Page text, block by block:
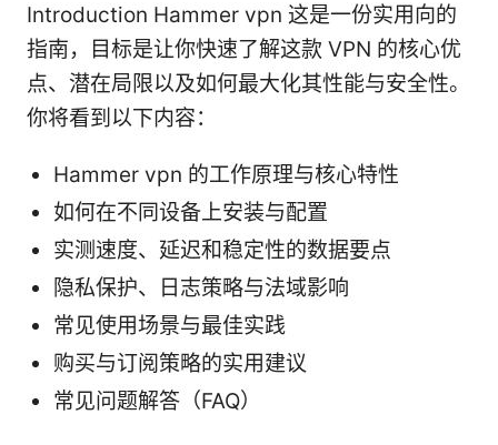
Introduction Hammer vpn 这是一份实用向的
指南，目标是让你快速了解这款 VPN 的核心优
点、潜在局限以及如何最大化其性能与安全性。
你将看到以下内容：
Hammer vpn 的工作原理与核心特性
如何在不同设备上安装与配置
实测速度、延迟和稳定性的数据要点
隐私保护、日志策略与法域影响
常见使用场景与最佳实践
购买与订阅策略的实用建议
常见问题解答（FAQ）